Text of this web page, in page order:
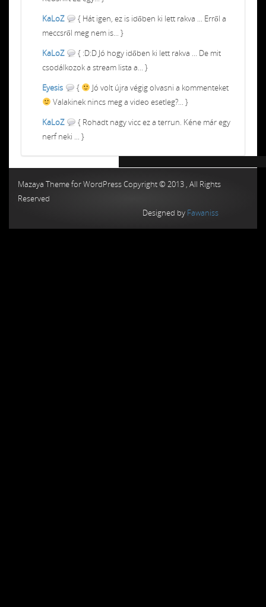
KaLoZ
{ Hát igen, ez is időben ki lett rakva ... Erről a
meccsről meg nem is... }
KaLoZ
{ :D:D Jó hogy időben ki lett rakva ... De mit
csodálkozok a stream lista a... }
Eyesis
{
Jó volt újra végig olvasni a kommenteket
Valakinek nincs meg a video esetleg?... }
KaLoZ
{ Rohadt nagy vicc ez a terrun. Kéne már egy
nerf neki ... }
Mazaya Theme for WordPress Copyright © 2013 , All Rights
Reserved
Designed by Fawaniss